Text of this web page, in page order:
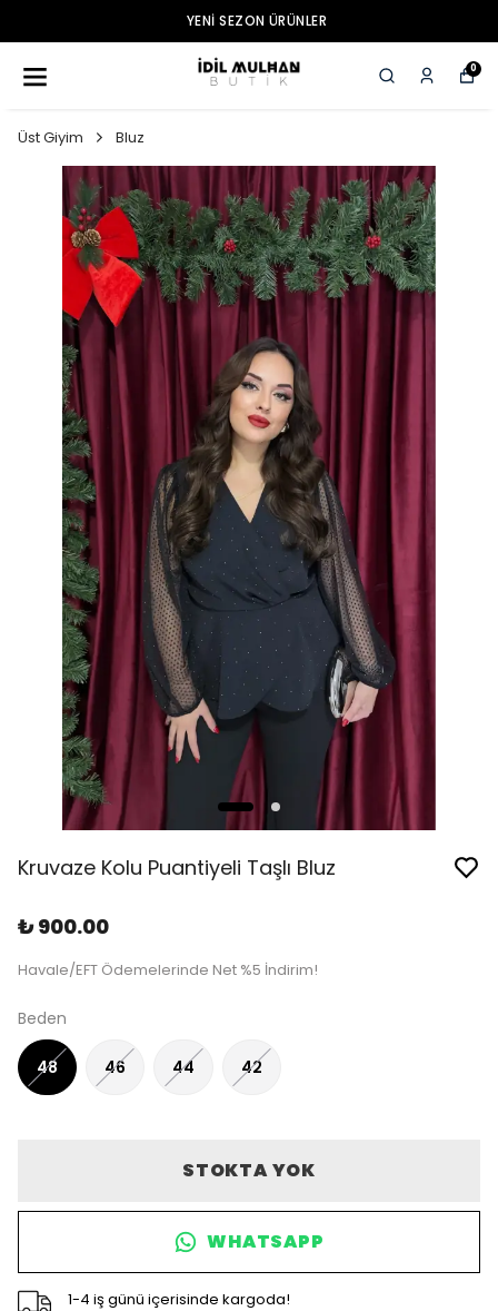
YENI SEZON ÜRÜNLER
0
Üst Giyim Bluz
Kruvaze Kolu Puantiyeli Taşlı Bluz
₺ 900.00
Havale/EFT Ödemelerinde Net %5 İndirim!
Beden
48 46 44 42
STOKTA YOK
WHATSAPP
1-4 iş günü içerisinde kargoda!